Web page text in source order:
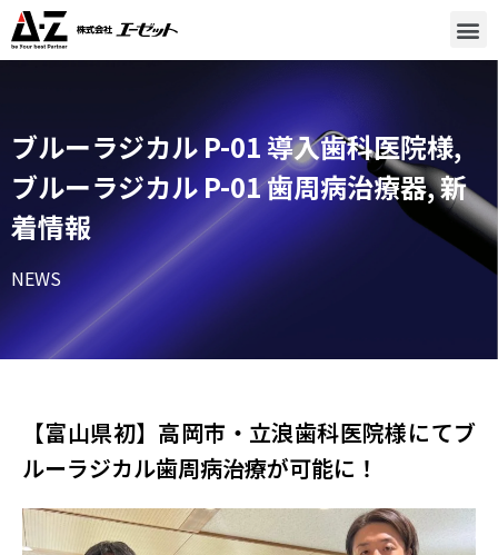
ブルーラジカル P-01 導入歯科医院様,
ブルーラジカル P-01 歯周病治療器,新
着情報
NEWS
【富山県初】高岡市・立浪歯科医院様​にてブ
ルーラジカル歯周病治療が可能に！